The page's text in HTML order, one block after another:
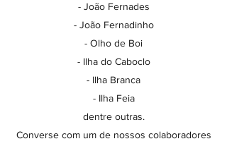
- João Fernades
- João Fernadinho
- Olho de Boi
- Ilha do Caboclo
- Ilha Branca
- Ilha Feia
dentre outras.
Converse com um de nossos colaboradores